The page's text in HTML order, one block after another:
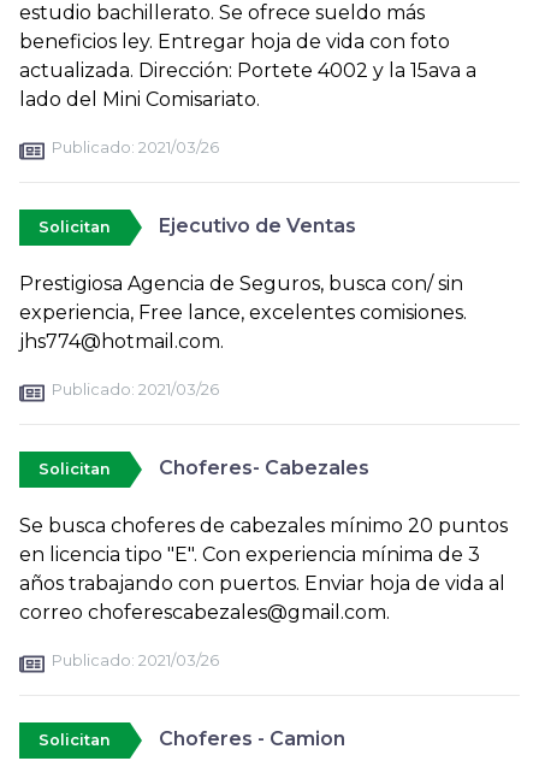
estudio bachillerato. Se ofrece sueldo más
beneficios ley. Entregar hoja de vida con foto
actualizada. Dirección: Portete 4002 y la 15ava a
lado del Mini Comisariato.
Publicado: 2021/03/26
Solicitan Ejecutivo de Ventas
Prestigiosa Agencia de Seguros, busca con/ sin
experiencia, Free lance, excelentes comisiones.
jhs774@hotmail.com.
Publicado: 2021/03/26
Solicitan Choferes- Cabezales
Se busca choferes de cabezales mínimo 20 puntos
en licencia tipo "E". Con experiencia mínima de 3
años trabajando con puertos. Enviar hoja de vida al
correo choferescabezales@gmail.com.
Publicado: 2021/03/26
Solicitan Choferes - Camion